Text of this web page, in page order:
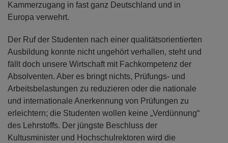
Kammerzugang in fast ganz Deutschland und in
Europa verwehrt.
Der Ruf der Studenten nach einer qualitätsorientierten
Ausbildung konnte nicht ungehört verhallen, steht und
fällt doch unsere Wirtschaft mit Fachkompetenz der
Absolventen. Aber es bringt nichts, Prüfungs- und
Arbeitsbelastungen zu reduzieren oder die nationale
und internationale Anerkennung von Prüfungen zu
erleichtern; die Studenten wollen keine „Verdünnung“
des Lehrstoffs. Der jüngste Beschluss der
Kultusminister und Hochschulrektoren wird die